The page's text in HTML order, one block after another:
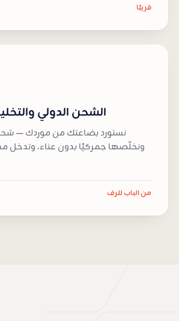
قريبًا
الشحن الدولي
نستورد بضاعتك من موردك —
ونخلّصها جمركيًا بدون عناء، وتدخل
من الباب للرف